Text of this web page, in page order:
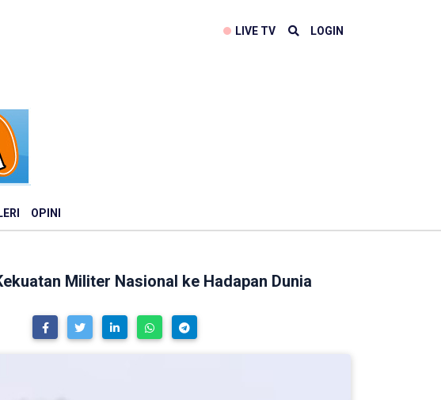
LIVE TV LOGIN
OPINI
Militer Nasional ke Hadapan Dunia